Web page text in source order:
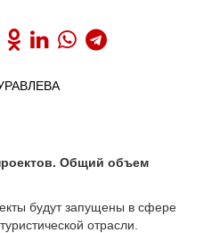
Общий объем
будут запущены в сфере
отрасли.